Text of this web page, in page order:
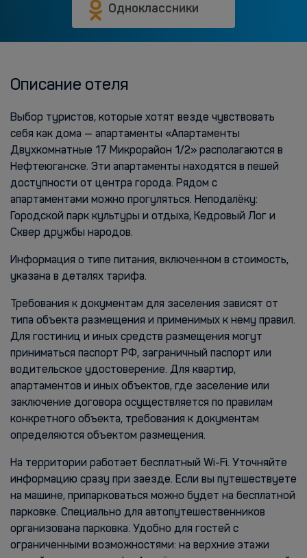
Одноклассники
Описание отеля
Выбор туристов, которые хотят везде чувствовать
себя как дома — апартаменты «Апартаменты
Двухкомнатные 17 Микрорайон 1/2» располагаются в
Нефтеюганске. Эти апартаменты находятся в пешей
доступности от центра города. Рядом с
апартаментами можно прогуляться. Неподалёку:
Городской парк культуры и отдыха, Кедровый Лог и
Сквер дружбы народов.
Информация о типе питания, включенном в стоимость,
указана в деталях тарифа.
Требования к документам для заселения зависят от
типа объекта размещения и применимых к нему правил.
Для гостиниц и иных средств размещения могут
приниматься паспорт РФ, заграничный паспорт или
водительское удостоверение. Для квартир,
апартаментов и иных объектов, где заселение или
заключение договора осуществляется по правилам
конкретного объекта, требования к документам
определяются объектом размещения.
На территории работает бесплатный Wi-Fi. Уточняйте
информацию сразу при заезде. Если вы путешествуете
на машине, припарковаться можно будет на бесплатной
парковке. Специально для автопутешественников
организована парковка. Удобно для гостей с
ограниченными возможностями: на верхние этажи